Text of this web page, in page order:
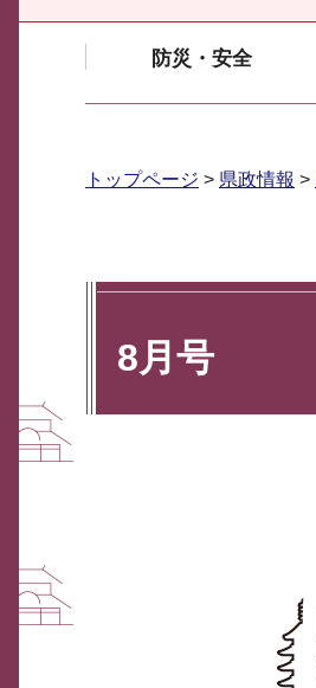
防災・安全
トップページ > 県政情報 >
8月号